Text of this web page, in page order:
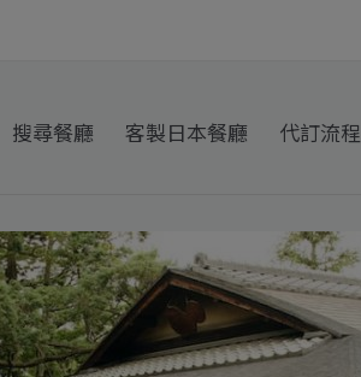
搜尋餐廳 客製日本餐廳 代訂流程